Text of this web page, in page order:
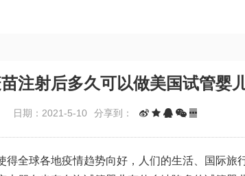
注射后多久可以做美国试管婴
日期：2021-5-10 分享到：
得全球各地疫情趋势向好，人们的生活、国际旅